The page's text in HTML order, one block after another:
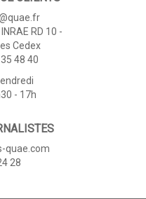
RD 10 -
Cedex
48 40
- 17h
quae.com
28